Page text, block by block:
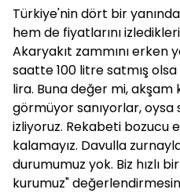
Türkiye'nin dört bir
hem de fiyatlarını
Akaryakıt zammını erken
saatte 100 litre satmış
lira. Buna değer mi, akşam
görmüyor sanıyorlar,
izliyoruz. Rekabeti bozucu
kalamayız. Davulla
durumumuz yok. Biz hızlı
kurumuz"